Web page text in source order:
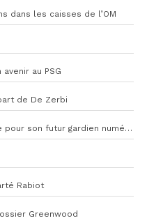
dans les caisses de l’OM
au PSG
de De Zerbi
Restes, Atubolu, Bulka… L’OM galère pour son futur gardien numéro 1
Rabiot
Greenwood